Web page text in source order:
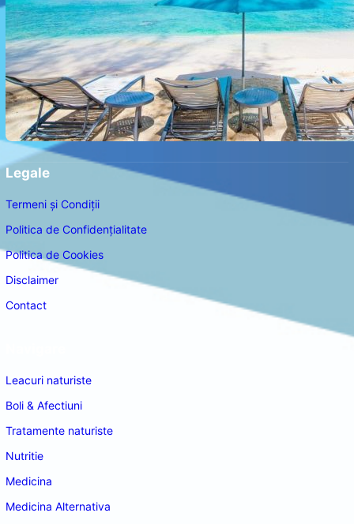
Legale
Termeni și Condiții
Politica de Confidențialitate
Politica de Cookies
Disclaimer
Contact
Leacuri naturiste
Boli & Afectiuni
Tratamente naturiste
Nutritie
Medicina
Medicina Alternativa